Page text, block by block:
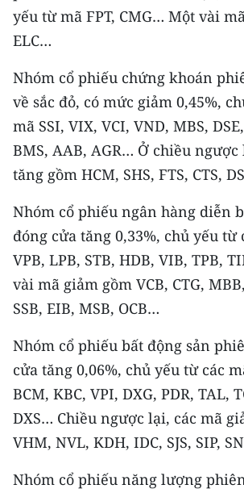
Infographic
TIN ĐỊA PHƯƠNG
Trung du và miền núi phía Bắc
Đồng bằng sông Hồng
Bắc Trung Bộ
Duyên hải Nam Trung Bộ và Tây
Nguyên
Đông Nam Bộ
Chuyên trang Hà Nội
Chuyên trang TP. Hồ Chí Minh
CHUYÊN ĐỀ
CÁC CHUYÊN TRANG
yếu từ mã FPT, CMG… Một vài
ELC…
Nhóm cổ phiếu chứng khoán
về sắc đỏ, có mức giảm 0,45%,
mã SSI, VIX, VCI, VND, MBS,
BMS, AAB, AGR… Ở chiều
tăng gồm HCM, SHS, FTS, CTS,
Nhóm cổ phiếu ngân hàng diễn
đóng cửa tăng 0,33%, chủ yếu từ
VPB, LPB, STB, HDB, VIB, TPB,
vài mã giảm gồm VCB, CTG,
SSB, EIB, MSB, OCB…
Nhóm cổ phiếu bất động sản
cửa tăng 0,06%, chủ yếu từ các
BCM, KBC, VPI, DXG, PDR, TAL,
DXS… Chiều ngược lại, các mã
VHM, NVL, KDH, IDC, SJS, SIP,
Nhóm cổ phiếu năng lượng